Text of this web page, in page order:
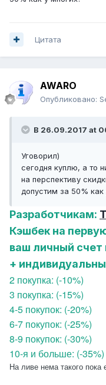
Цитата
AWARO
Опубликовано:
В 26.09.2017 at
Уговорил)
сегодня куплю, а то
на перспективу
допустим за 50% как
Разработчикам:
Кэшбек на
ваш личный
+
2 покупка: (-10%)
3 покупка: (-15%)
4-5 покупок: (-20%)
6-7 покупок: (-25%)
8-9 покупок: (-30%)
10-я и больше: (-35%)
На ливе нема такого пока